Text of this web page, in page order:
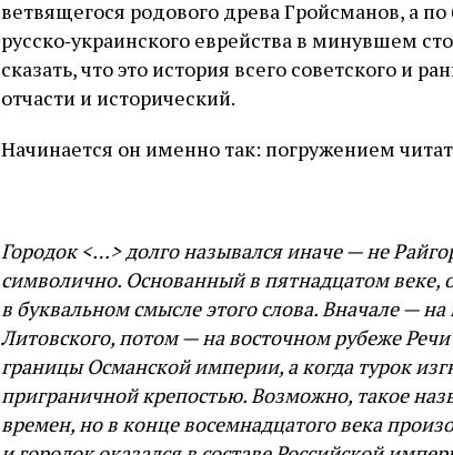
ветвящегося родового древа Гройсманов, а
русско‑украинского еврейства в минувшем
сказать, что это история всего советского и
отчасти и исторический.
Начинается он именно так: погружением
Городок <…> долго назывался иначе — не
символично. Основанный в пятнадцатом веке,
в буквальном смысле этого слова. Вначале —
Литовского, потом — на восточном рубеже
границы Османской империи, а когда турок
приграничной крепостью. Возможно, такое
времен, но в конце восемнадцатого века